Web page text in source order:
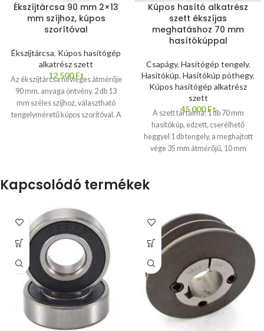
Ékszíjtárcsa 90 mm 2×13
mm szíjhoz, kúpos
szorítóval
Ékszíjtárcsa, Kúpos hasítógép
alkatrész szett
12 500Ft
Az ékszíjtárcsa névleges átmérője
90 mm, anyaga öntvény. 2 db 13
mm széles szíjhoz, választható
tengelyméretű kúpos szorítóval. A
ajánljuk. 4 kW teljesítmény felett
szíjhoz gyártott ékszíjtárcsa.
Amennyiben más paraméterű
ékszíjtárcsát szeretne vásárolni,
kérjük érdeklődjön
elérhetőségeinken.
Kúpos hasító alkatrész
szett ékszíjas
meghatáshoz 70 mm
hasítókúppal
Csapágy, Hasítógép tengely,
Hasítókúp, Hasítókúp póthegy,
Kúpos hasítógép alkatrész
szett
45 000Ft
A szett tartalma: 1 db 70 mm
hasítókúp, edzett, cserélhető
heggyel 1 db tengely, a meghajtott
vége 35 mm átmérőjű, 10 mm
Kapcsolódó termékek